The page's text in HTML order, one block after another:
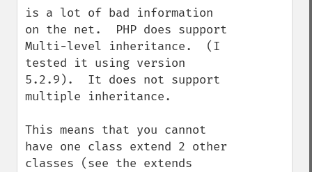
is a lot of bad information
on the net.  PHP does support
Multi-level inheritance.  (I
tested it using version
5.2.9).  It does not support
multiple inheritance.
This means that you cannot
have one class extend 2 other
classes (see the extends